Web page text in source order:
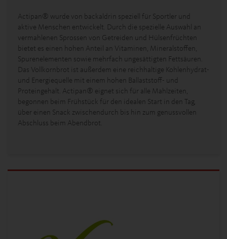
Actipan® wurde von backaldrin speziell für Sportler und
aktive Menschen entwickelt. Durch die spezielle Auswahl an
vermahlenen Sprossen von Getreiden und Hülsenfrüchten
bietet es einen hohen Anteil an Vitaminen, Mineralstoffen,
Spurenelementen sowie mehrfach ungesättigten Fettsäuren.
Das Vollkornbrot ist außerdem eine reichhaltige Kohlenhydrat-
und Energiequelle mit einem hohen Ballaststoff- und
Proteingehalt. Actipan® eignet sich für alle Mahlzeiten,
begonnen beim Frühstück für den idealen Start in den Tag,
über einen Snack zwischendurch bis hin zum genussvollen
Abschluss beim Abendbrot.